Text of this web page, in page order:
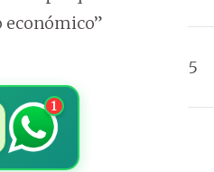
económico”
1